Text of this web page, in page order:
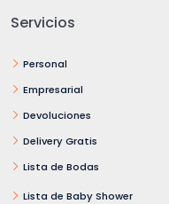
Servicios
Personal
Empresarial
Devoluciones
Delivery Gratis
Lista de Bodas
Lista de Baby Shower